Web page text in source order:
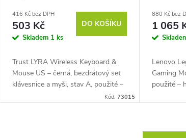
416 Kč bez DPH
503 Kč
Skladem 1 ks
DO KOŠÍKU
Trust LYRA Wireless Keyboard &
Mouse US – černá, bezdrátový set
klávesnice a myši, stav A, použité –
US rozložení, připojení přes USB
Kód:73015
880 Kč bez
1 065
Lenovo
Gaming
použité –
2,4 GHz